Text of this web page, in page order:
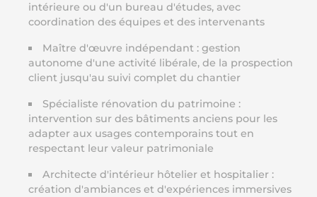
intérieure ou d'un bureau d'études, avec
coordination des équipes et des intervenants
Maître d'œuvre indépendant : gestion
autonome d'une activité libérale, de la prospection
client jusqu'au suivi complet du chantier
Spécialiste rénovation du patrimoine :
intervention sur des bâtiments anciens pour les
adapter aux usages contemporains tout en
respectant leur valeur patrimoniale
Architecte d'intérieur hôtelier et hospitalier :
création d'ambiances et d'expériences immersives